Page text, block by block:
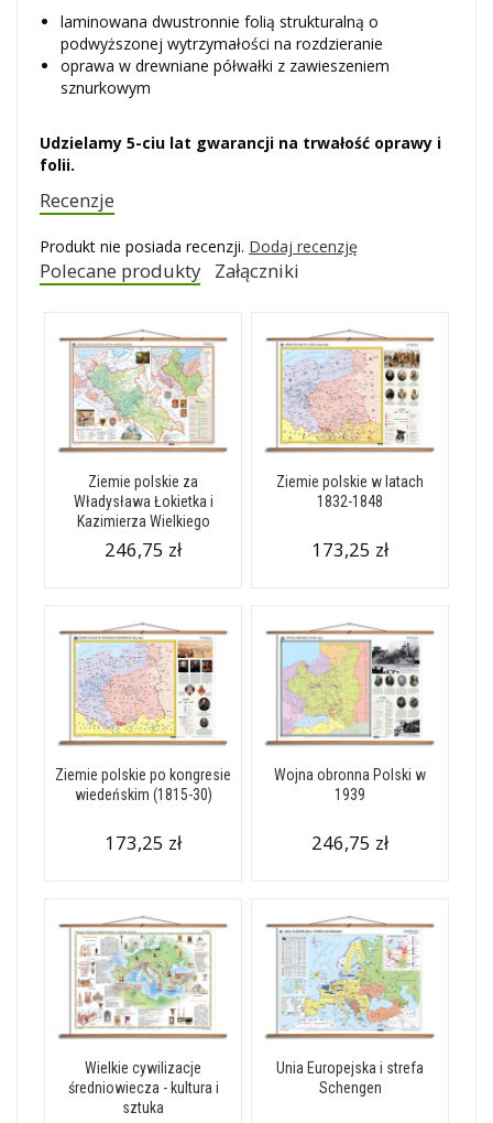
laminowana dwustronnie folią strukturalną o
podwyższonej wytrzymałości na rozdzieranie
oprawa w drewniane półwałki z zawieszeniem
sznurkowym
Udzielamy 5-ciu lat gwarancji na trwałość oprawy i
folii.
Recenzje
Produkt nie posiada recenzji. Dodaj recenzję
Polecane produkty Załączniki
Ziemie polskie za
Władysława Łokietka i
Kazimierza Wielkiego
246,75 zł
Ziemie polskie w latach
1832-1848
173,25 zł
Ziemie polskie po kongresie
wiedeńskim (1815-30)
173,25 zł
Wojna obronna Polski w
1939
246,75 zł
Wielkie cywilizacje
średniowiecza - kultura i
sztuka
Unia Europejska i strefa
Schengen